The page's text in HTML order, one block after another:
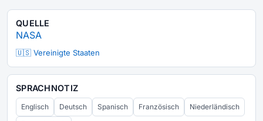
QUELLE
NASA
🇺🇸 Vereinigte Staaten
SPRACHNOTIZ
Englisch Deutsch Spanisch Französisch Niederländisch